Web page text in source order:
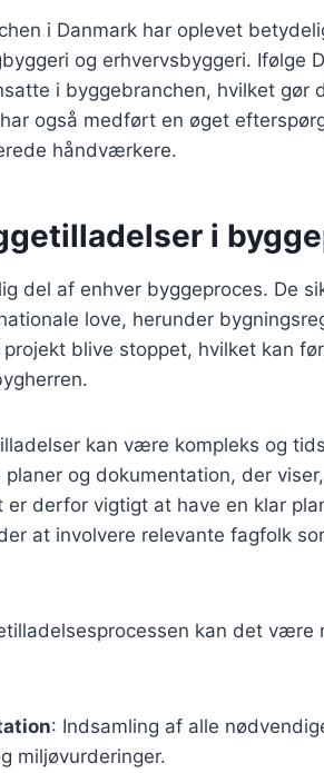
i Danmark har oplevet
og erhvervsbyggeri. Ifølge
i byggebranchen, hvilket gør
også medført en øget
håndværkere.
i
del af enhver byggeproces. De
love, herunder
blive stoppet, hvilket kan
kan være kompleks og
og dokumentation, der
derfor vigtigt at have en klar
at involvere relevante fagfolk
kan det være
: Indsamling af alle
miljøvurderinger.